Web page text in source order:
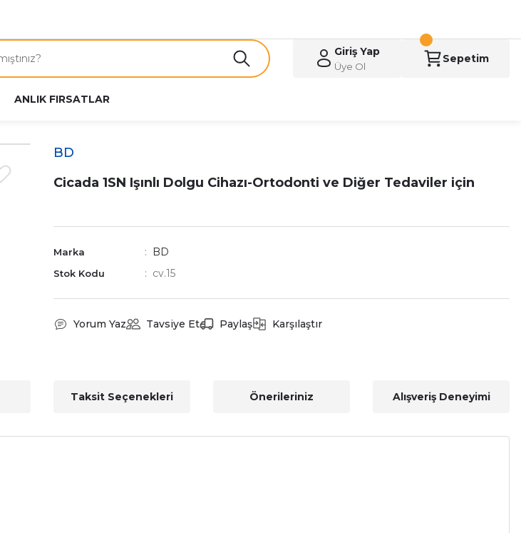
Giriş Yap
Üye Ol
Sepetim
ANLIK FIRSATLAR
BD
Cicada 1SN Işınlı Dolgu Cihazı-Ortodonti ve Diğer Tedaviler için
Marka BD
Stok Kodu cv.15
Yorum Yaz Tavsiye Et Paylaş Karşılaştır
Taksit Seçenekleri Önerileriniz Alışveriş Deneyimi